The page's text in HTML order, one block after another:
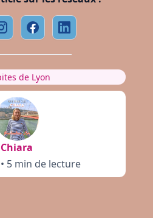
de Lyon
Chiara
• 5 min de lecture